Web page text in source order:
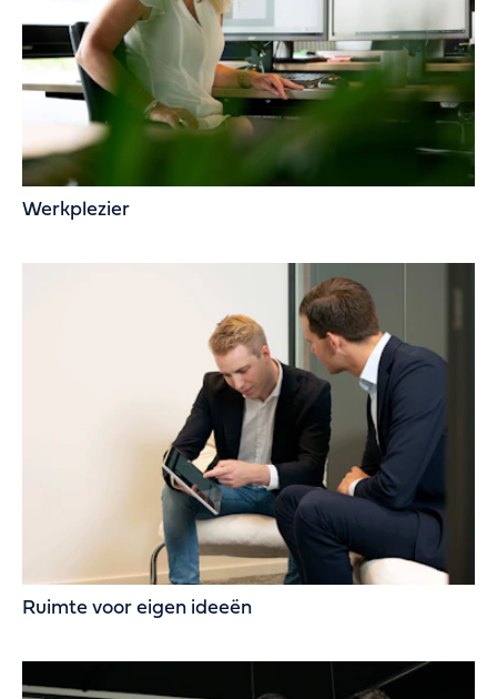
Werkplezier
Ruimte voor eigen ideeën